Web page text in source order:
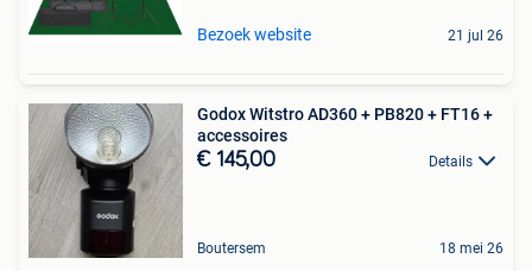
Bezoek website 21 jul 26
Godox Witstro AD360 + PB820 + FT16 +
accessoires
€ 145,00 Details
Boutersem 18 mei 26